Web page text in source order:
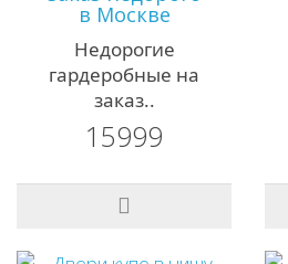
в Москве
Недорогие
гардеробные на
заказ..
15999